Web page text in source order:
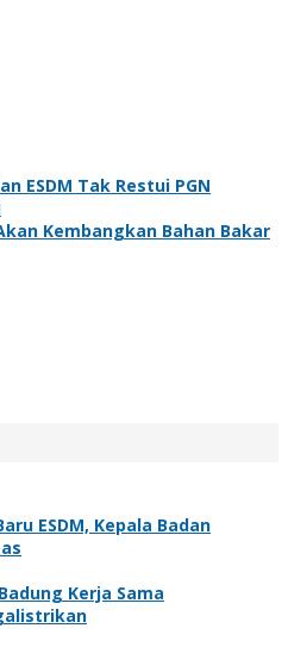
ESDM Tak Restui PGN
Kembangkan Bahan Bakar
ESDM, Kepala Badan
Kerja Sama